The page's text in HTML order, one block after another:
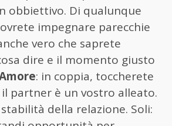
obbiettivo. Di qualunque
impegnare parecchie
vero che saprete
dire e il momento giusto
: in coppia, toccherete
partner è un vostro alleato.
della relazione. Soli: